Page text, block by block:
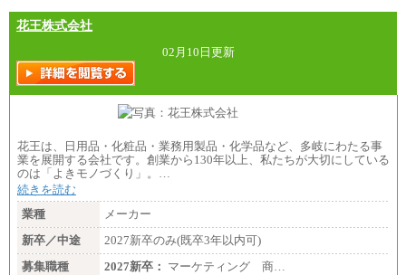
訪日事業職 月給202,000～227,000円＋地域間調整
給
※詳細はJTBキャリアサイトよりご確認ください。
■(株)JTBビジネストランスフォーム
総合職 月給205,000～225,000円＋地域間調整給
※詳細はJTBキャリアサイトよりご確認ください。
■(株)JTBデータサービス ※2027年新卒募集終了
※詳細はJTBキャリアサイトよりご確認ください。
■I&Jデジタルイノベーション(株)
総合職 月給224,500～242,600円＋地域手当
※詳細はJTBキャリアサイトよりご確認ください。
花王株式会社
02月10日更新
花王は、日用品・化粧品・業務用製品・化学品など、多岐にわたる事
業を展開する会社です。創業から130年以上、私たちが大切にしている
のは「よきモノづくり」。…
続きを読む
業種
メーカー
新卒／中途
2027新卒のみ(既卒3年以内可)
募集職種
2027新卒： マーケティング 商…